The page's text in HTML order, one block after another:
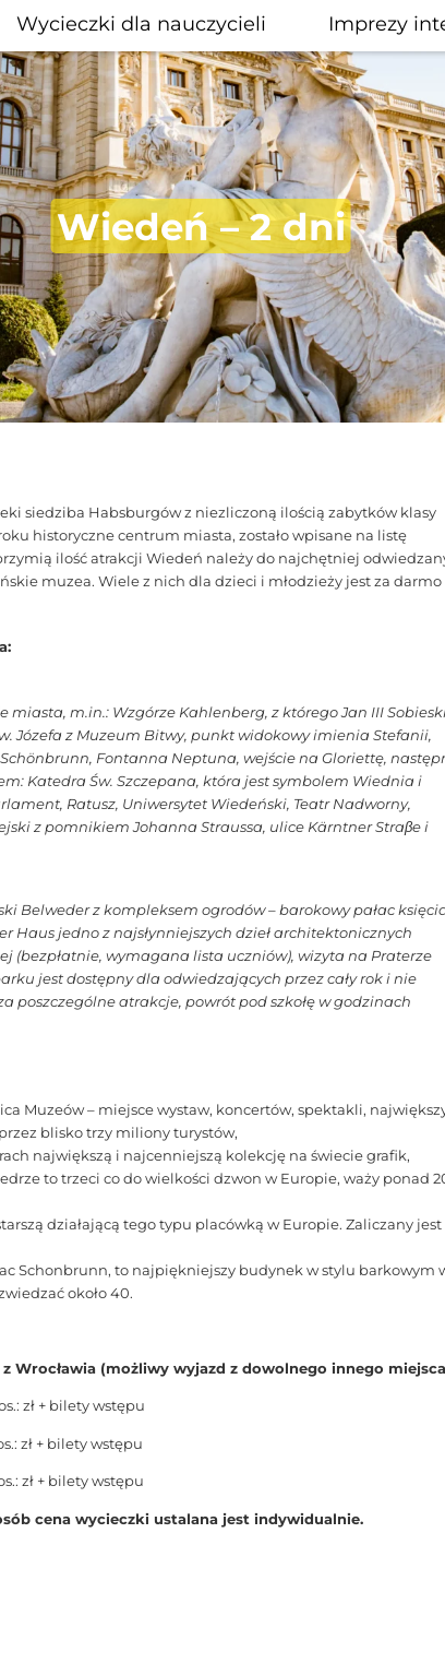
Wycieczki dla nauczycieli Imprezy
Wiedeń – 2 dni
siedziba Habsburgów z niezliczoną ilością zabytków klasy
historyczne centrum miasta, zostało wpisane na listę
ilość atrakcji Wiedeń należy do najchętniej
muzea. Wiele z nich dla dzieci i młodzieży jest za
miasta, m.in.: Wzgórze Kahlenberg, z którego Jan III
Józefa z Muzeum Bitwy, punkt widokowy imienia Stefanii,
Fontanna Neptuna, wejście na Gloriettę,
Katedra Św. Szczepana, która jest symbolem Wiednia i
Ratusz, Uniwersytet Wiedeński, Teatr Nadworny,
z pomnikiem Johanna Straussa, ulice Kärntner Straβe i
Belweder z kompleksem ogrodów – barokowy pałac
jedno z najsłynniejszych dzieł architektonicznych
(bezpłatnie, wymagana lista uczniów), wizyta na Praterze
jest dostępny dla odwiedzających przez cały rok i nie
atrakcje, powrót pod szkołę w godzinach
Muzeów – miejsce wystaw, koncertów, spektakli,
blisko trzy miliony turystów,
największą i najcenniejszą kolekcję na świecie grafik,
to trzeci co do wielkości dzwon w Europie, waży ponad
działającą tego typu placówką w Europie. Zaliczany jest
Schonbrunn, to najpiękniejszy budynek w stylu barkowym
około 40.
Wrocławia (możliwy wyjazd z dowolnego innego
zł + bilety wstępu
zł + bilety wstępu
zł + bilety wstępu
cena wycieczki ustalana jest indywidualnie.